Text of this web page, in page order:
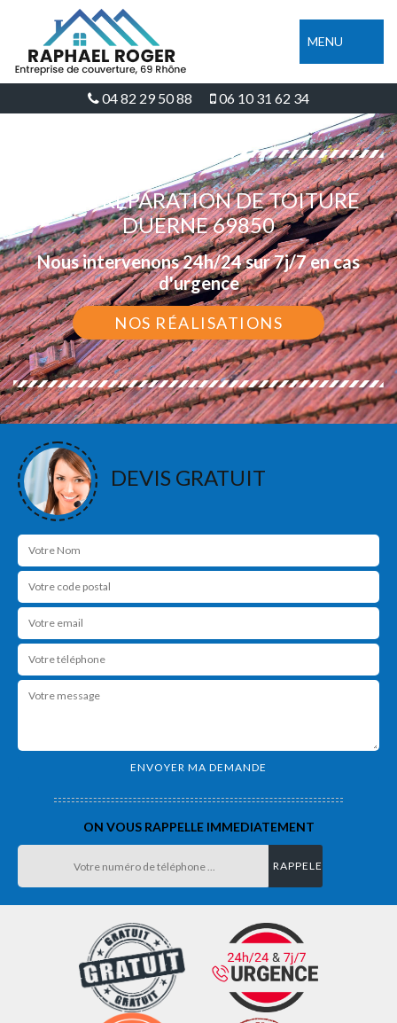
MENU
04 82 29 50 88 06 10 31 62 34
DEVIS RÉPARATION DE TOITURE
DUERNE 69850
Nous intervenons 24h/24 sur 7j/7 en cas
d'urgence
NOS RÉALISATIONS
DEVIS GRATUIT
ON VOUS RAPPELLE IMMEDIATEMENT